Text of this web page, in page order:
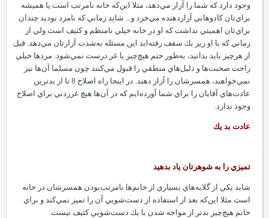
وجود دارد كه شما را آزار مي‌دهد، مثلا اين‌كه خانه نامرتب است يا هميشه
براي‌تان كادوهايي آزاردهنده مي‌خرد و... شايد زماني كه نامزد بوديد چندان
براي‌تان اهميتي نداشت كه او در خانه خيلي نامنظم و كثيف است ولي از
زماني كه با او زير يك سقف رفته‌ايد اين مسئله به‌شدت آزارتان مي‌دهد.‌ قبل
از هرچيز بايد بدانيد، به‌طور حتم هيچ‌چيز با غر درست نمي‌شود.‌ مردها خيلي
راحت صحبت‌ها و دليل‌هاي منطقي را قبول مي‌كنند چون مسلما آ‌ن‌ها نيز
نمي‌خواهند، همسرشان را آزار دهند.‌ در اينجا راه اصلاح 8 تا از بدترين
عادت‌هاي آقايان را براي شما آورده‌ايم كه در آ‌ن‌ها هيچ غرزدني براي اصلاح
وجود ندارد.
عادت بد يك
تميزي را به شوهرتان ياد بدهيد
شايد يكي از گلايه‌هاي بسياري از خانم‌ها‌ نامرتب‌بودن همسرشان در خانه
است مثلا اين‌كه بعد از استفاده از دست‌شويي آن را تميز نمي‌كند و براي
خانم هيچ‌چيز بدتر از مواجه شدن با يك دست‌شويي كثيف نيست.